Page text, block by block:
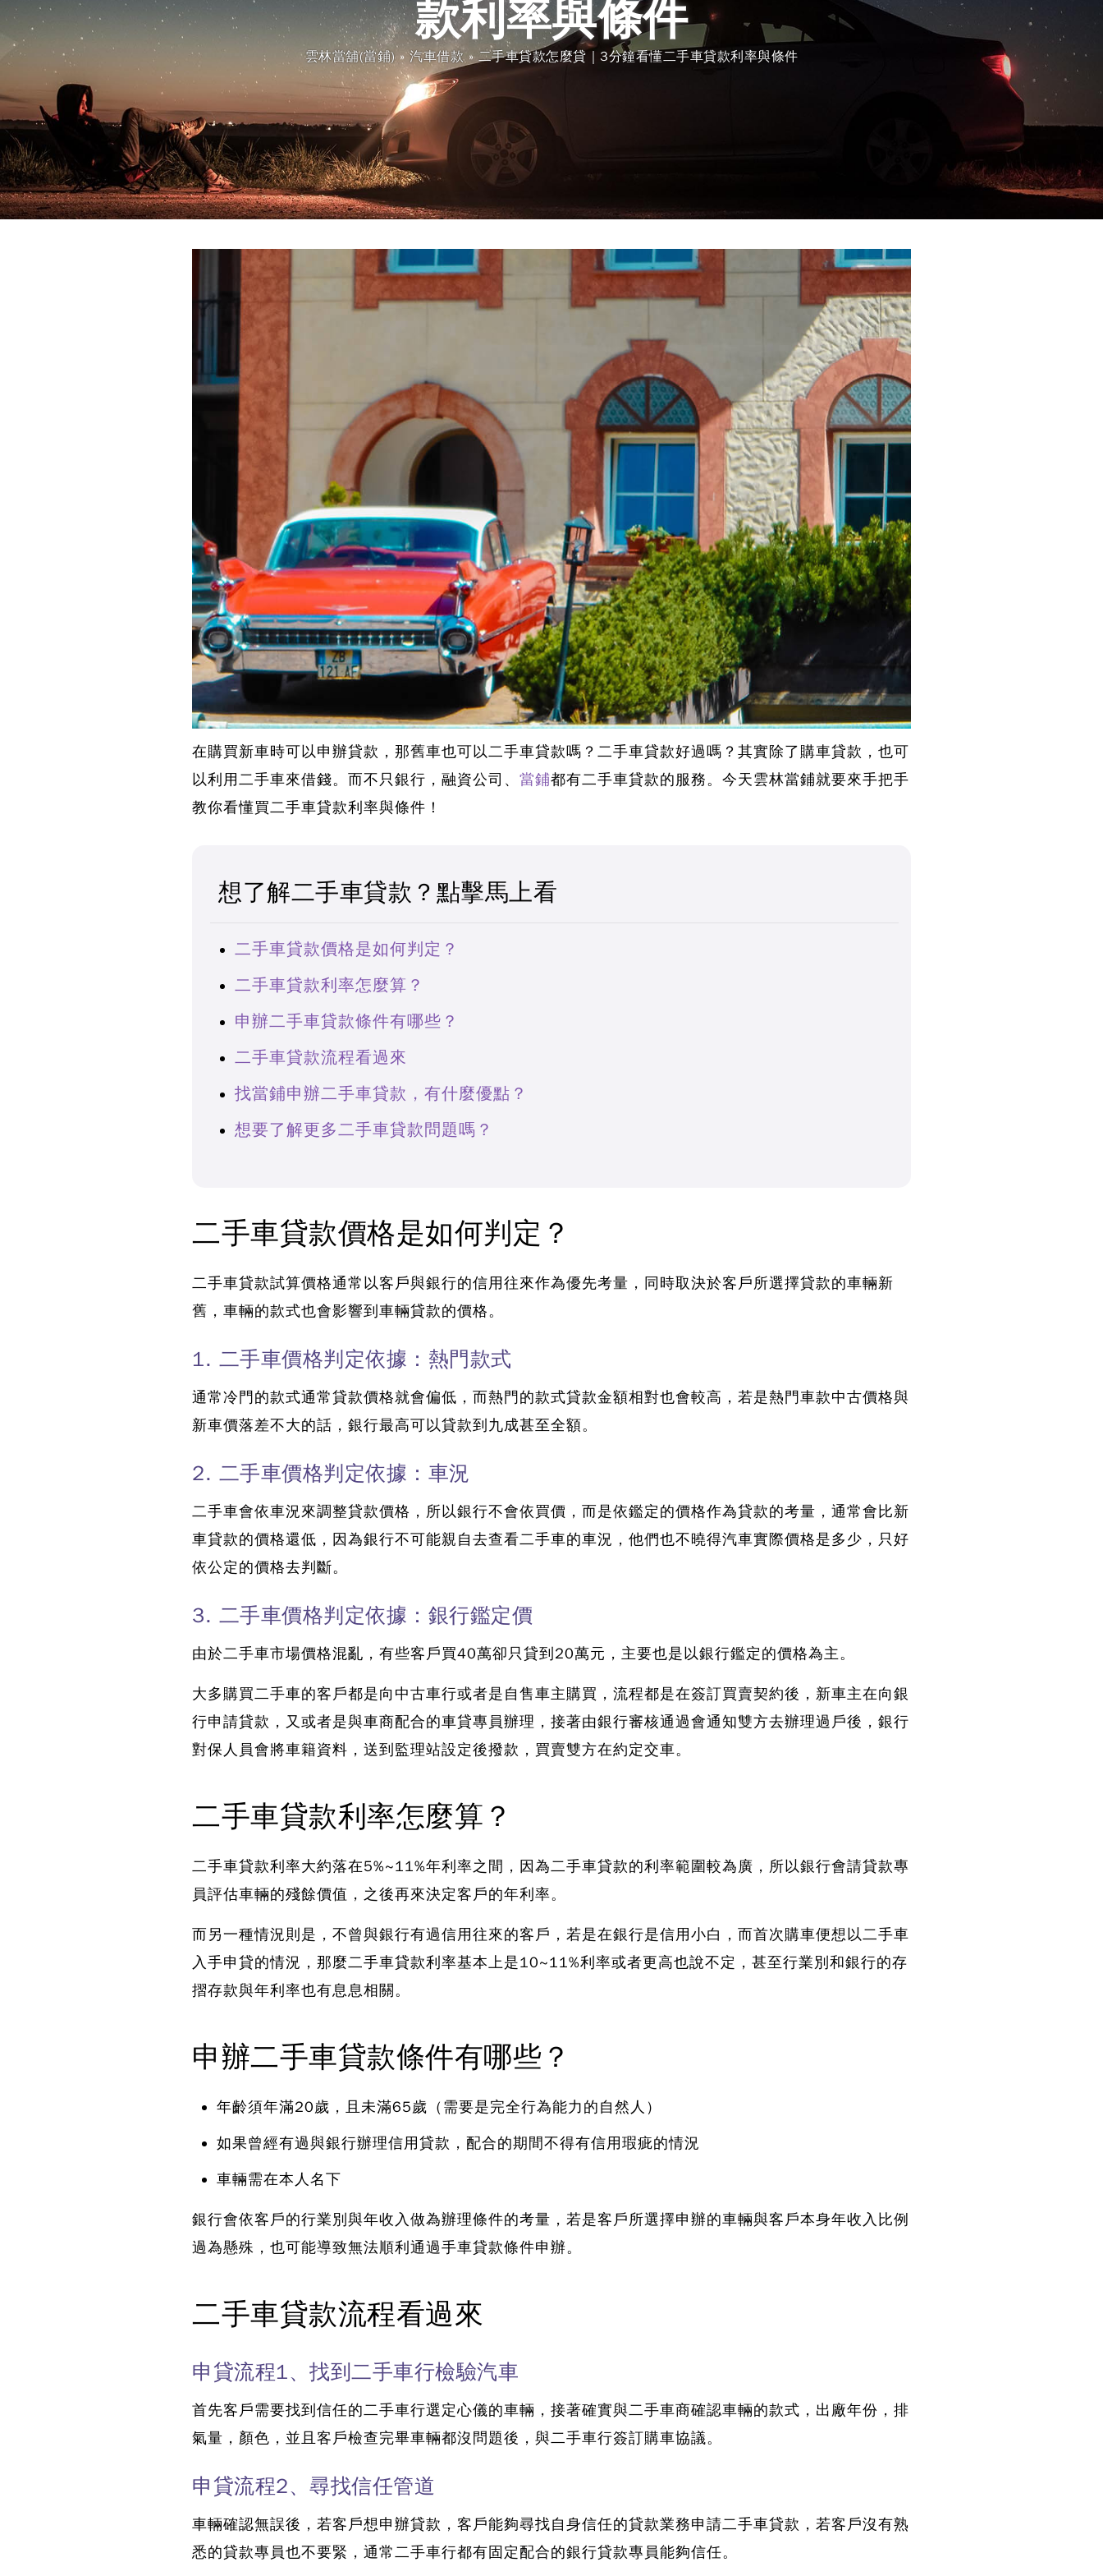
款利率與條件
雲林當舖(當鋪) » 汽車借款 » 二手車貸款怎麼貸｜3分鐘看懂二手車貸款利率與條件
在購買新車時可以申辦貸款， 那舊車也可以二手車貸款嗎？ 二手車貸款好過嗎？其實除了購車貸款，也可
以利用二手車來借錢。而不只銀行，融資公司、 當鋪都有二手車貸款的服務。 今天雲林當鋪就要來手把手
教你看懂買二手車貸款利率與條件！
想了解二手車貸款？點擊馬上看
二手車貸款價格是如何判定？
二手車貸款利率怎麼算？
申辦二手車貸款條件有哪些？
二手車貸款流程看過來
找當鋪申辦二手車貸款，有什麼優點？
想要了解更多二手車貸款問題嗎？
二手車貸款價格是如何判定？
二手車貸款試算價格通常以客戶與銀行的信用往來作為優先考量 ，同時取決於客戶所選擇貸款的車輛新
舊，車輛的款式也會影響到車輛貸款的價格。
1. 二手車價格判定依據：熱門款式
通常冷門的款式通常貸款價格就會偏低，而熱門的款式貸款金額相對也會較高，若是熱門車款中古價格與
新車價落差不大的話，銀行最高可以貸款到九成甚至全額。
2. 二手車價格判定依據：車況
二手車會依車況來調整貸款價格，所以銀行不會依買價，而是依鑑定的價格作為貸款的考量，通常會比新
車貸款的價格還低，因為銀行不可能親自去查看二手車的車況，他們也不曉得汽車實際價格是多少，只好
依公定的價格去判斷。
3. 二手車價格判定依據：銀行鑑定價
由於二手車市場價格混亂，有些客戶買40萬卻只貸到20萬元，主要也是以銀行鑑定的價格為主。
大多購買二手車的客戶都是向中古車行或者是自售車主購買，流程都是在簽訂買賣契約後，新車主在向銀
行申請貸款，又或者是與車商配合的車貸專員辦理，接著由銀行審核通過會通知雙方去辦理過戶後，銀行
對保人員會將車籍資料，送到監理站設定後撥款，買賣雙方在約定交車。
二手車貸款利率怎麼算？
二手車貸款利率大約落在5%~11%年利率之間 ，因為二手車貸款的利率範圍較為廣，所以銀行會請貸款專
員評估車輛的殘餘價值，之後再來決定客戶的年利率。
而另一種情況則是，不曾與銀行有過信用往來的客戶，若是在銀行是信用小白，而首次購車便想以二手車
入手申貸的情況， 那麼二手車貸款利率基本上是10~11%利率或者更高也說不定 ，甚至行業別和銀行的存
摺存款與年利率也有息息相關。
申辦二手車貸款條件有哪些？
年齡須年滿20歲，且未滿65歲（需要是完全行為能力的自然人）
如果曾經有過與銀行辦理信用貸款，配合的期間不得有信用瑕疵的情況
車輛需在本人名下
銀行會依客戶的行業別與年收入做為辦理條件的考量，若是客戶所選擇申辦的車輛與客戶本身年收入比例
過為懸殊，也可能導致無法順利通過手車貸款條件申辦。
二手車貸款流程看過來
申貸流程1、找到二手車行檢驗汽車
首先客戶需要找到信任的二手車行選定心儀的車輛，接著確實與二手車商確認車輛的款式，出廠年份，排
氣量，顏色，並且客戶檢查完畢車輛都沒問題後，與二手車行簽訂購車協議。
申貸流程2、尋找信任管道
車輛確認無誤後，若客戶想申辦貸款，客戶能夠尋找自身信任的貸款業務申請二手車貸款，若客戶沒有熟
悉的貸款專員也不要緊，通常二手車行都有固定配合的銀行貸款專員能夠信任。